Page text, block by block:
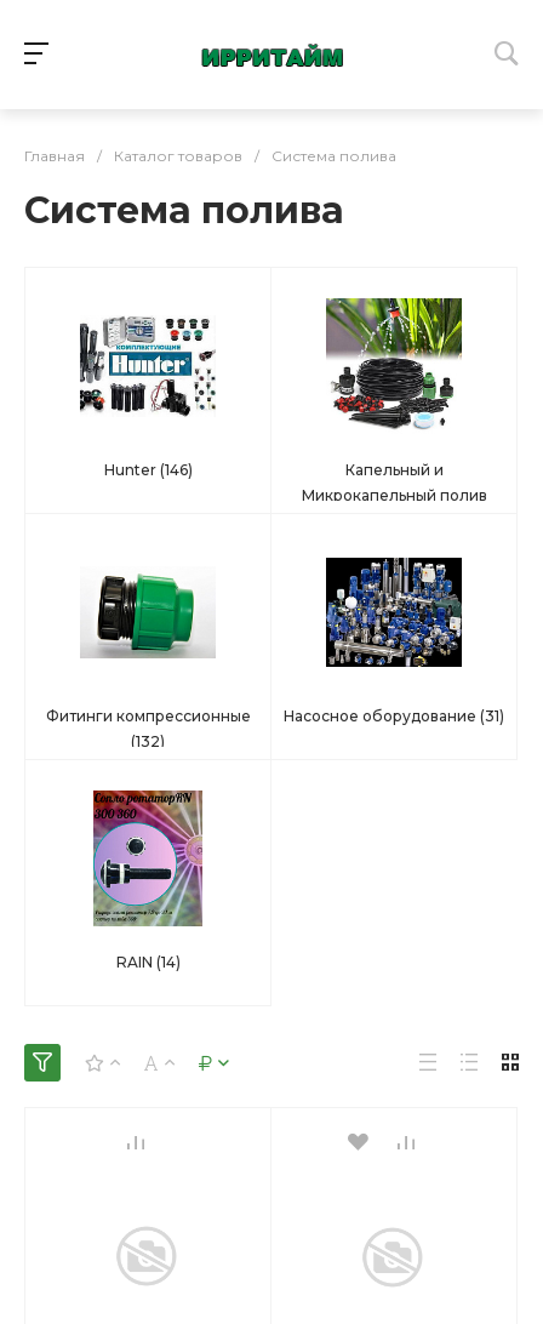
Главная / Каталог товаров / Система полива
Система полива
Hunter (146)
Капельный и
Микрокапельный полив
Фитинги компрессионные
(132)
Насосное оборудование (31)
RAIN (14)